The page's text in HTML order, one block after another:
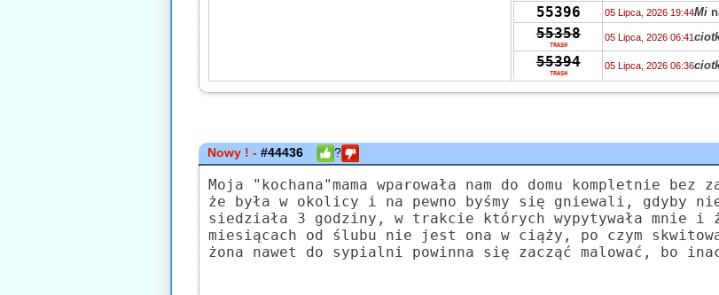
55396 05 Lipca, 2026 19:44Mi
55358
TRASH
05 Lipca, 2026 06:41
55394
TRASH
05 Lipca, 2026 06:36
55319 04 Lipca, 2026 15:04
55322
55319 02 Lipca, 2026 13:57
55347 02 Lipca, 2026 11:46
55319 02 Lipca, 2026 10:42
55319 02 Lipca, 2026 06:10
Nowy ! -#44436 ?
Moja "kochana"mama wparowała nam do domu kompletnie
że była w okolicy i na pewno byśmy się gniewali, gdyby nie
siedziała 3 godziny, w trakcie których wypytywała mnie i
miesiącach od ślubu nie jest ona w ciąży, po czym
żona nawet do sypialni powinna się zacząć malować, bo